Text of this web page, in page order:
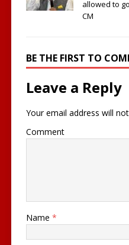
allowed to
CM
BE THE FIRST TO
Leave a Reply
Your email address will
Comment
Name *